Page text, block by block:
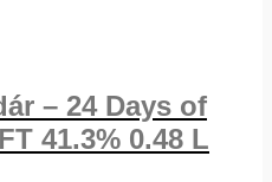
– 24 Days of
41.3% 0.48 L